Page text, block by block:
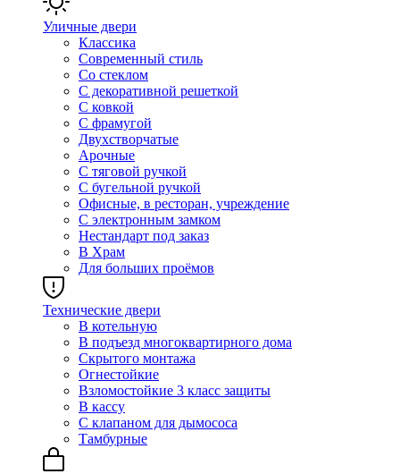
Уличные двери
Классика
Современный стиль
Со стеклом
С декоративной решеткой
С ковкой
С фрамугой
Двухстворчатые
Арочные
С тяговой ручкой
С бугельной ручкой
Офисные, в ресторан, учреждение
С электронным замком
Нестандарт под заказ
В Храм
Для больших проёмов
Технические двери
В котельную
В подъезд многоквартирного дома
Скрытого монтажа
Огнестойкие
Взломостойкие 3 класс защиты
В кассу
С клапаном для дымососа
Тамбурные